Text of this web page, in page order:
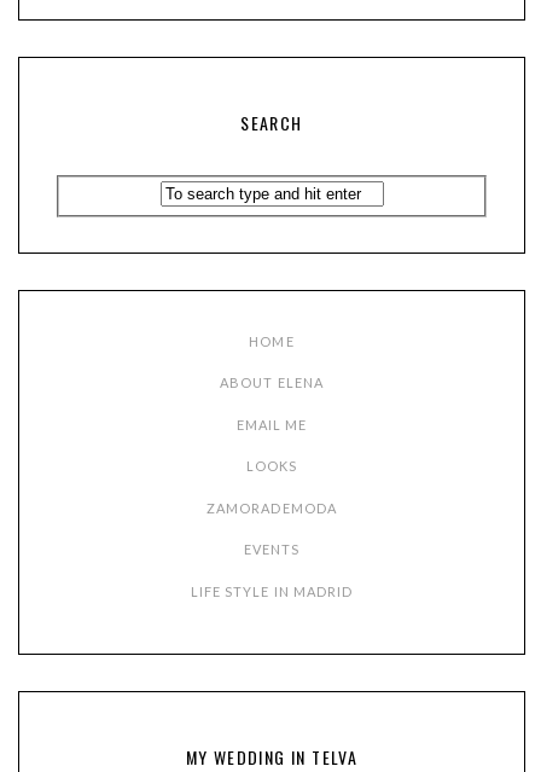
SEARCH
HOME
ABOUT ELENA
EMAIL ME
LOOKS
ZAMORADEMODA
EVENTS
LIFE STYLE IN MADRID
MY WEDDING IN TELVA